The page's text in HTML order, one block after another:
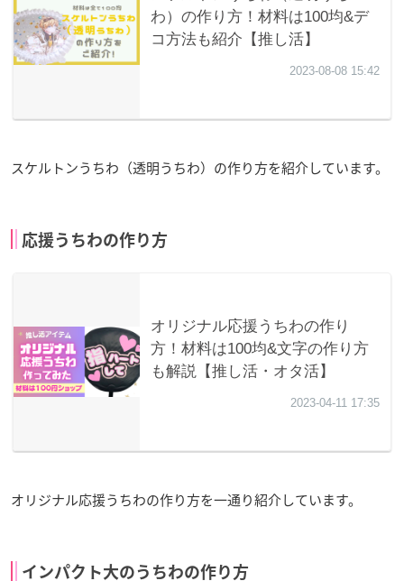
スケルトンうちわ（透明うちわ）の作り方を紹介しています。
応援うちわの作り方
オリジナル応援うちわの作り方を一通り紹介しています。
インパクト大のうちわの作り方